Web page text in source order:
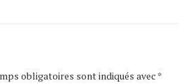
obligatoires sont indiqués avec *